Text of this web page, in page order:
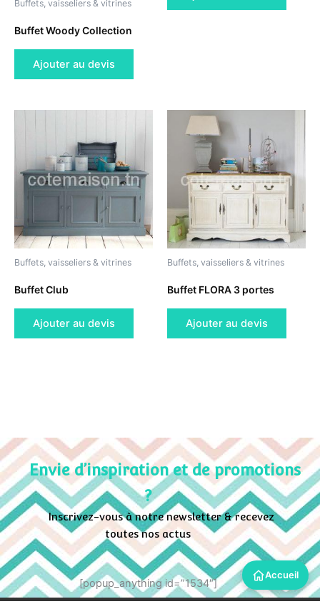
Buffets, vaisseliers & vitrines
Buffet Woody Collection
Ajouter au devis
Buffets, vaisseliers & vitrines
Buffet Club
Ajouter au devis
Buffets, vaisseliers & vitrines
Buffet FLORA 3 portes
Ajouter au devis
d’inspiration et de promotions
?
Inscrivez-vous à notre newsletter & recevez
toutes nos actus
[popup_anything id=”1534″]
Accueil